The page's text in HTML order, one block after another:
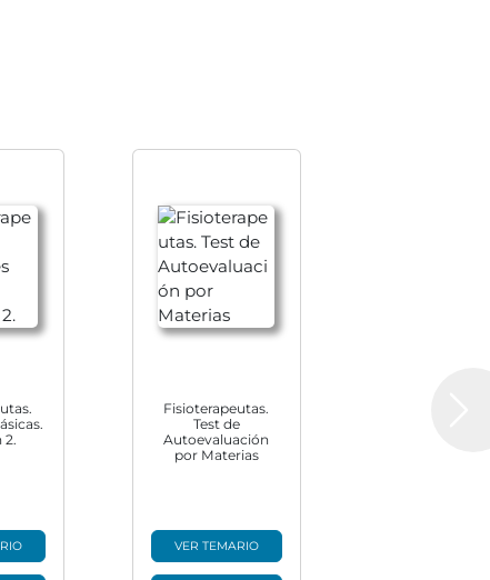
2.
Fisioterapeutas.
Test de
Autoevaluación
por Materias
VER TEMARIO